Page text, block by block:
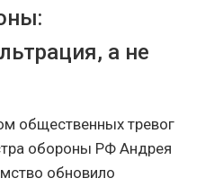
а не
общественных тревог
обороны РФ Андрея
обновило